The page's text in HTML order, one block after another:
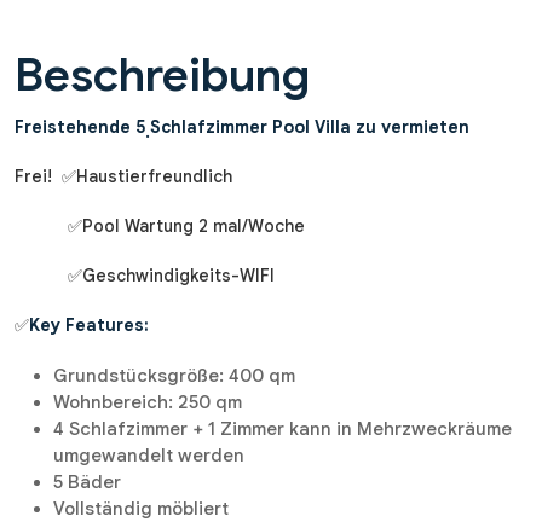
Beschreibung
Freistehende 5 ฺSchlafzimmer Pool Villa zu vermieten
Frei! ✅Haustierfreundlich
✅Pool Wartung 2 mal/Woche
✅Geschwindigkeits-WIFI
✅Key Features:
Grundstücksgröße: 400 qm
Wohnbereich: 250 qm
4 Schlafzimmer + 1 Zimmer kann in Mehrzweckräume
umgewandelt werden
5 Bäder
Vollständig möbliert